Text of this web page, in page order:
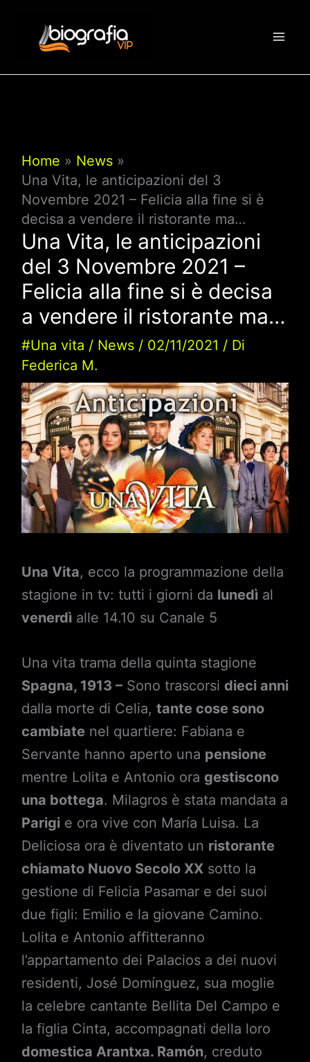
contenuto
Home
News
Una Vita, le anticipazioni del 3
Novembre 2021 – Felicia alla fine si è
decisa a vendere il ristorante ma…
Una Vita, le anticipazioni
del 3 Novembre 2021 –
Felicia alla fine si è decisa
a vendere il ristorante ma…
#Una vita / News/ 02/11/2021 / Di
Federica M.
Una Vita, ecco la programmazione della
stagione in tv: tutti i giorni da lunedìal
venerdìalle 14.10 su Canale 5
Una vita trama della quinta stagione
Spagna, 1913 –Sono trascorsi dieci anni
dalla morte di Celia, tante cose sono
cambiate nel quartiere: Fabiana e
Servante hanno aperto una pensione
mentre Lolita e Antonio ora gestiscono
una bottega. Milagros è stata mandata a
Parigie ora vive con María Luisa. La
Deliciosa ora è diventato un ristorante
chiamato Nuovo Secolo XXsotto la
gestione di Felicia Pasamar e dei suoi
due figli: Emilio e la giovane Camino.
Lolita e Antonio affitteranno
l’appartamento dei Palacios a dei nuovi
residenti, José Domínguez, sua moglie
la celebre cantante Bellita Del Campo e
la figlia Cinta, accompagnati della loro
domestica Arantxa. Ramón, creduto